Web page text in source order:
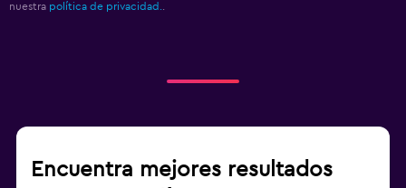
nuestra política de privacidad..
Encuentra mejores resultados